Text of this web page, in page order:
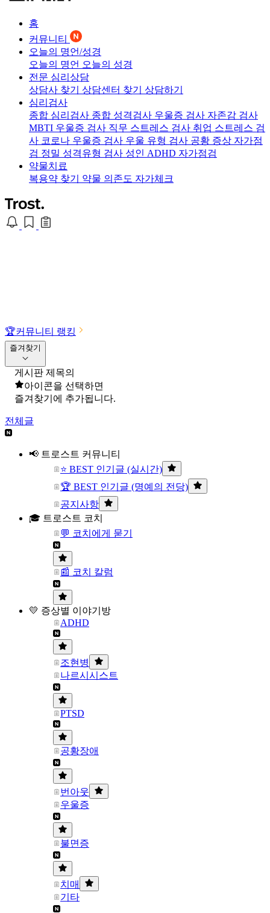
홈
커뮤니티
오늘의 명언/성경
오늘의 명언 오늘의 성경
전문 심리상담
상담사 찾기 상담센터 찾기 상담하기
심리검사
종합 심리검사 종합 성격검사 우울증 검사 자존감 검사
MBTI 우울증 검사 직무 스트레스 검사 취업 스트레스 검
사 코로나 우울증 검사 우울 유형 검사 공황 증상 자가점
검 정밀 성격유형 검사 성인 ADHD 자가점검
약물치료
복용약 찾기 약물 의존도 자가체크
🏆커뮤니티 랭킹
즐겨찾기
게시판 제목의
아이콘을 선택하면
즐겨찾기에 추가됩니다.
전체글
📢 트로스트 커뮤니티
⭐ BEST 인기글 (실시간)
🏆 BEST 인기글 (명예의 전당)
공지사항
🎓 트로스트 코치
💬 코치에게 묻기
📰 코치 칼럼
💛 증상별 이야기방
ADHD
조현병
나르시시스트
PTSD
공황장애
번아웃
우울증
불면증
치매
기타